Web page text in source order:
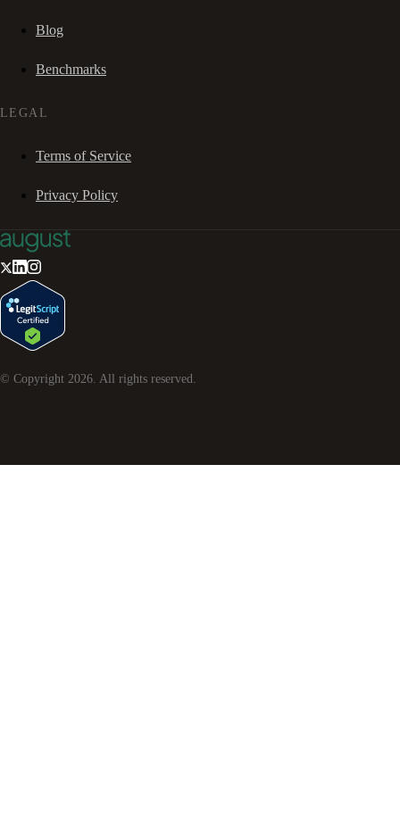
Blog
Benchmarks
LEGAL
Terms of Service
Privacy Policy
© Copyright 2026 . All rights reserved.